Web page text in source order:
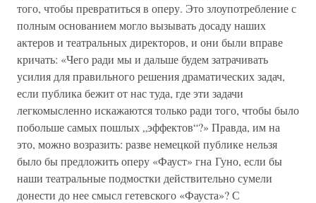
того, чтобы превратиться в оперу. Это злоупотребление с
полным основанием могло вызывать досаду наших
актеров и театральных директоров, и они были вправе
кричать: «Чего ради мы и дальше будем затрачивать
усилия для правильного решения драматических задач,
если публика бежит от нас туда, где эти задачи
легкомысленно искажаются только ради того, чтобы было
побольше самых пошлых „эффектов“?» Правда, им на
это, можно возразить: разве немецкой публике нельзя
было бы предложить оперу «Фауст» гна Гуно, если бы
наши театральные подмостки действительно сумели
донести до нее смысл гетевского «Фауста»? С